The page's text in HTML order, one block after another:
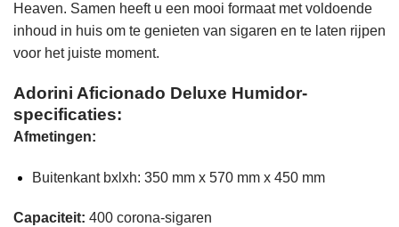
Heaven. Samen heeft u een mooi formaat met voldoende
inhoud in huis om te genieten van sigaren en te laten rijpen
voor het juiste moment.
Adorini Aficionado Deluxe Humidor-
specificaties:
Afmetingen:
Buitenkant bxlxh: 350 mm x 570 mm x 450 mm
Capaciteit: 400 corona-sigaren